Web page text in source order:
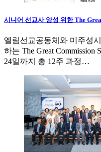
시니어 선교사 양성 위한 The
엘림선교공동체와 미주성
하는 The Great Commission
24일까지 총 12주 과정…